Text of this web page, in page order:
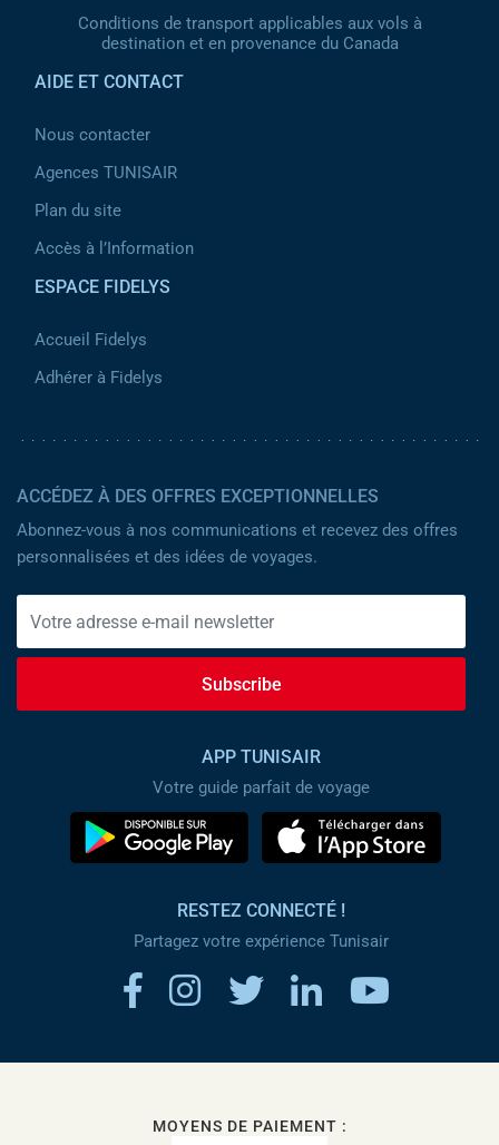
Conditions de transport applicables aux vols à
destination et en provenance du Canada
AIDE ET CONTACT
Nous contacter
Agences TUNISAIR
Plan du site
Accès à l’Information
ESPACE FIDELYS
Accueil Fidelys
Adhérer à Fidelys
ACCÉDEZ À DES OFFRES EXCEPTIONNELLES
Abonnez-vous à nos communications et recevez des offres
personnalisées et des idées de voyages.
Subscribe
APP TUNISAIR
Votre guide parfait de voyage
RESTEZ CONNECTÉ !
Partagez votre expérience Tunisair
MOYENS DE PAIEMENT :